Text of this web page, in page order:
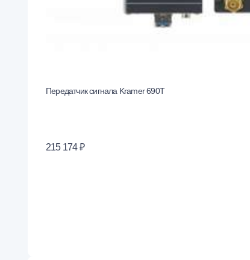
Передатчик сигнала Kramer 690T
215 174 ₽